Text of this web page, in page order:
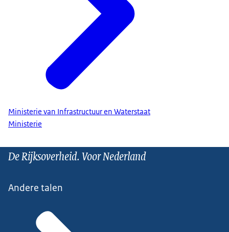
Ministerie van Infrastructuur en Waterstaat
Ministerie
De Rijksoverheid. Voor Nederland
Andere talen